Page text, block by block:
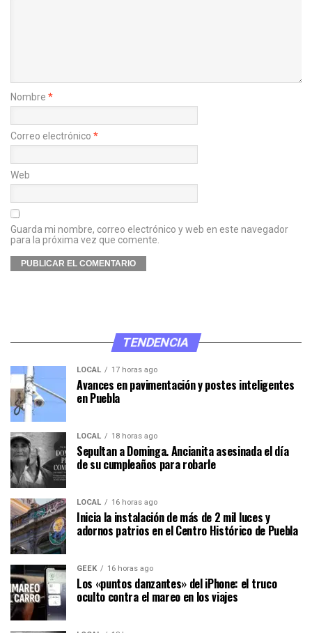
Nombre *
Correo electrónico *
Web
Guarda mi nombre, correo electrónico y web en este navegador
para la próxima vez que comente.
TENDENCIA
LOCAL 17 horas ago
Avances en pavimentación y postes inteligentes
en Puebla
LOCAL 18 horas ago
Sepultan a Dominga. Ancianita asesinada el día
de su cumpleaños para robarle
LOCAL 16 horas ago
Inicia la instalación de más de 2 mil luces y
adornos patrios en el Centro Histórico de Puebla
GEEK 16 horas ago
Los «puntos danzantes» del iPhone: el truco
oculto contra el mareo en los viajes